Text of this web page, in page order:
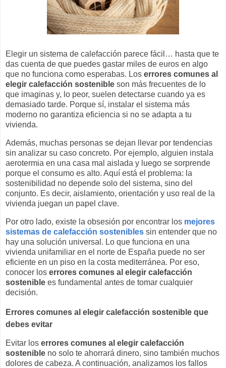
Elegir un sistema de calefacción parece fácil… hasta que te
das cuenta de que puedes gastar miles de euros en algo
que no funciona como esperabas. Los errores comunes al
elegir calefacción sostenible son más frecuentes de lo
que imaginas y, lo peor, suelen detectarse cuando ya es
demasiado tarde. Porque sí, instalar el sistema más
moderno no garantiza eficiencia si no se adapta a tu
vivienda.
Además, muchas personas se dejan llevar por tendencias
sin analizar su caso concreto. Por ejemplo, alguien instala
aerotermia en una casa mal aislada y luego se sorprende
porque el consumo es alto. Aquí está el problema: la
sostenibilidad no depende solo del sistema, sino del
conjunto. Es decir, aislamiento, orientación y uso real de la
vivienda juegan un papel clave.
Por otro lado, existe la obsesión por encontrar los mejores
sistemas de calefacción sostenibles sin entender que no
hay una solución universal. Lo que funciona en una
vivienda unifamiliar en el norte de España puede no ser
eficiente en un piso en la costa mediterránea. Por eso,
conocer los errores comunes al elegir calefacción
sostenible es fundamental antes de tomar cualquier
decisión.
Errores comunes al elegir calefacción sostenible que
debes evitar
Evitar los errores comunes al elegir calefacción
sostenible no solo te ahorrará dinero, sino también muchos
dolores de cabeza. A continuación, analizamos los fallos